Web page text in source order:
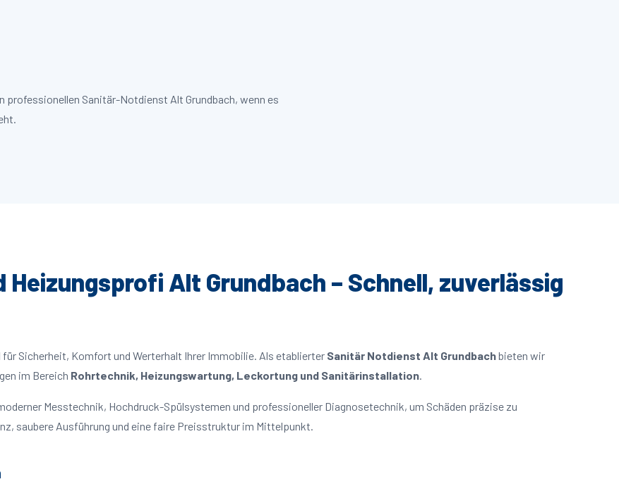
Sanitär-Notdienst Alt Grundbach, wenn es
Alt Grundbach – Schnell, zuverlässig
Sicherheit, Komfort und Werterhalt Ihrer Immobilie. Als etablierter Sanitär Notdienst Alt Grundbachbieten wir
im Bereich Rohrtechnik, Heizungswartung, Leckortung und Sanitärinstallation.
Messtechnik, Hochdruck-Spülsystemen und professioneller Diagnosetechnik, um Schäden präzise zu
saubere Ausführung und eine faire Preisstruktur im Mittelpunkt.